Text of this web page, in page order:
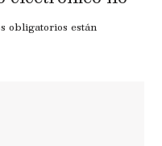
obligatorios están